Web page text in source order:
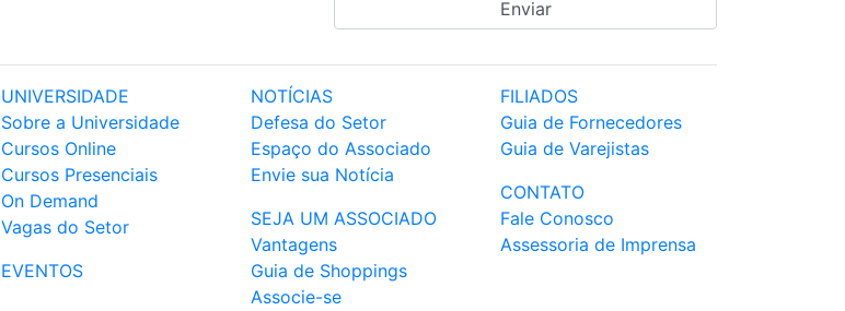
UNIVERSIDADE
Sobre a Universidade
Cursos Online
Cursos Presenciais
On Demand
Vagas do Setor
EVENTOS
NOTÍCIAS
Defesa do Setor
Espaço do Associado
Envie sua Notícia
SEJA UM ASSOCIADO
Vantagens
Guia de Shoppings
Associe-se
FILIADOS
Guia de Fornecedores
Guia de Varejistas
CONTATO
Fale Conosco
Assessoria de Imprensa